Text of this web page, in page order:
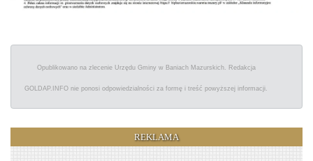
Opublikowano na zlecenie Urzędu Gminy w Baniach Mazurskich. Redakcja
GOLDAP.INFO nie ponosi odpowiedzialności za formę i treść powyższej informacji.
REKLAMA